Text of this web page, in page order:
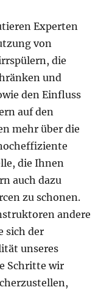
Experten
von
die
und
den Einfluss
auf den
mehr über die
die Ihnen
auch dazu
zu schonen.
andere
sich der
unseres
Schritte wir